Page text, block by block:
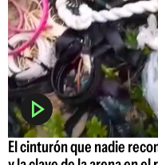
El cinturón que nadie